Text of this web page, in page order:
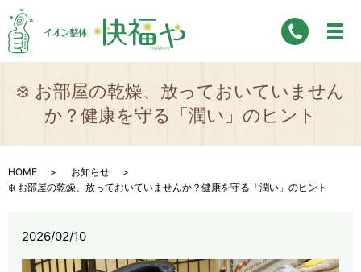
❄️ お部屋の乾燥、放っておいていません
か？健康を守る「潤い」のヒント
HOME
お知らせ
❄️ お部屋の乾燥、放っておいていませんか？健康を守る「潤い」のヒント
2026/02/10